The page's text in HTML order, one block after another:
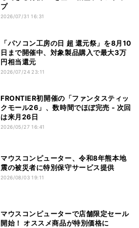
プ
2026/07/31 16:31
「パソコン工房の日 超 還元祭」を8月10
日まで開催中、対象製品購入で最大3万
円相当還元
2026/07/24 23:11
FRONTIER初開催の「ファンタスティッ
クモール26」、数時間でほぼ完売 - 次回
は来月26日
2026/05/27 16:41
マウスコンピューター、令和8年熊本地
震の被災者に特別保守サービス提供
2026/08/03 19:11
マウスコンピューターで店舗限定セール
開始！ オススメ商品が特別価格に